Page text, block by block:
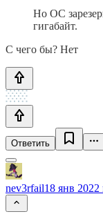
Но ОС
гигабайт.
С чего бы? Нет
Ответить
nev3rfail18 янв 2022